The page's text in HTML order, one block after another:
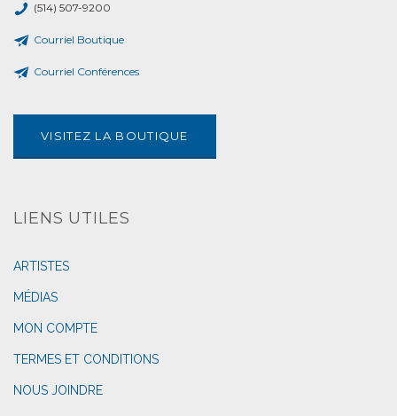
(514) 507-9200
Courriel Boutique
Courriel Conférences
VISITEZ LA BOUTIQUE
LIENS UTILES
ARTISTES
MÉDIAS
MON COMPTE
TERMES ET CONDITIONS
NOUS JOINDRE